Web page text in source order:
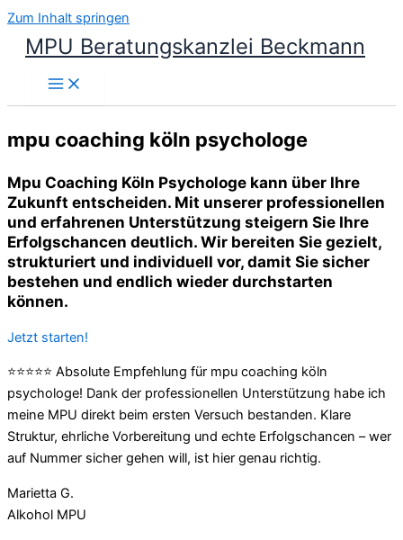
Zum Inhalt springen
MPU Beratungskanzlei Beckmann
mpu coaching köln psychologe
Mpu Coaching Köln Psychologe kann über Ihre
Zukunft entscheiden. Mit unserer professionellen
und erfahrenen Unterstützung steigern Sie Ihre
Erfolgschancen deutlich. Wir bereiten Sie gezielt,
strukturiert und individuell vor, damit Sie sicher
bestehen und endlich wieder durchstarten
können.
Jetzt starten!
⭐⭐⭐⭐⭐ Absolute Empfehlung für mpu coaching köln
psychologe! Dank der professionellen Unterstützung habe ich
meine MPU direkt beim ersten Versuch bestanden. Klare
Struktur, ehrliche Vorbereitung und echte Erfolgschancen – wer
auf Nummer sicher gehen will, ist hier genau richtig.
Marietta G.
Alkohol MPU